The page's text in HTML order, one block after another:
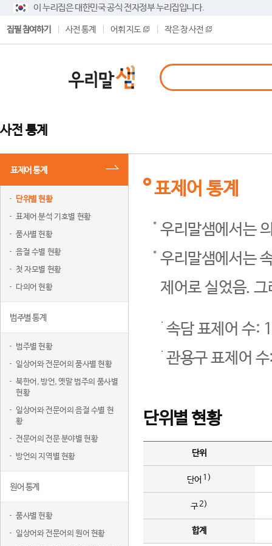
이 누리집은 대한민국 공식 전자정부 누리집입니다.
집필 참여하기 사전 통계 어휘 지도 작은 창 사전
사전 통계
표제어 통계
단위별 현황
표제어 분석 기호별 현황
품사별 현황
음절 수별 현황
첫 자모별 현황
다의어 현황
범주별 통계
범주별 현황
일상어와 전문어의 품사별 현황
북한어, 방언, 옛말 범주의 품사별
현황
일상어와 전문어의 음절 수별 현
황
전문어의 전문 분야별 현황
방언의 지역별 현황
원어 통계
품사별 현황
일상어와 전문어의 원어 현황
표제어 통계
우리말샘에서는
우리말샘에서는
제어로 실었음.
속담 표제어 수:
관용구 표제어
단위별 현황
단위
단어 1)
구2)
합계